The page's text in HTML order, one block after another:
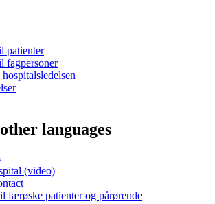
patienter
fagpersoner
languages
(video)
færøske patienter og pårørende